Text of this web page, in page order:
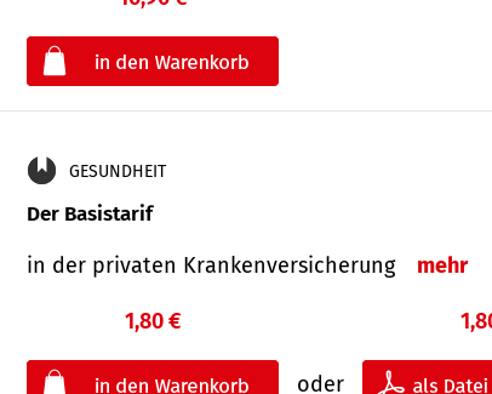
GESUNDHEIT
Der Basistarif
in der privaten Kran­ken­ver­siche­rung mehr
1,80 €
oder